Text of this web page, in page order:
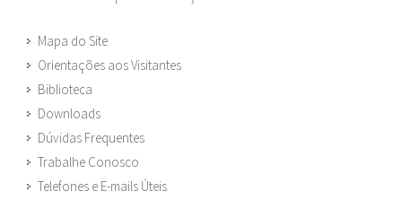
Mapa do Site
Orientações aos Visitantes
Biblioteca
Downloads
Dúvidas Frequentes
Trabalhe Conosco
Telefones e E-mails Úteis